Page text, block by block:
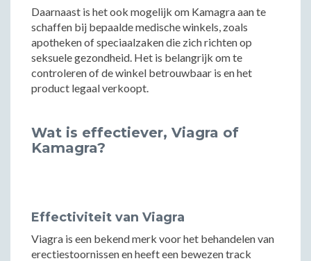
Daarnaast is het ook mogelijk om Kamagra aan te
schaffen bij bepaalde medische winkels, zoals
apotheken of speciaalzaken die zich richten op
seksuele gezondheid. Het is belangrijk om te
controleren of de winkel betrouwbaar is en het
product legaal verkoopt.
Wat is effectiever, Viagra of
Kamagra?
Effectiviteit van Viagra
Viagra is een bekend merk voor het behandelen van
erectiestoornissen en heeft een bewezen track